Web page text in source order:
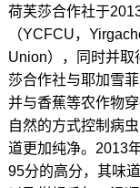
荷芙莎合作社于
（YCFCU，
Union），同时并取
莎合作社与耶加雪
并与香蕉等农作物
自然的方式控制病
道更加纯净。2013
95分的高分，其味